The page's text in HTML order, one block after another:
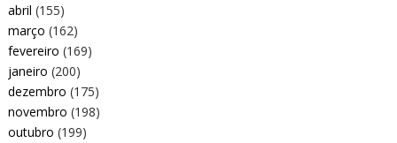
abril (155)
março (162)
fevereiro (169)
janeiro (200)
dezembro (175)
novembro (198)
outubro (199)